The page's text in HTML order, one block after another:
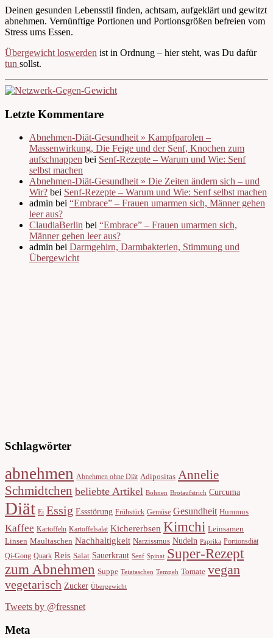
Deinen gesunden Lebensstil finden, achtsam, aufgeklärt und gewitzt
abnehmen. Vernünftige Portionen und Portionsgrößen befreien vom
Stress ums Essen.
Übergewicht loswerden ist in Ordnung – hier steht, was Du dafür
tun sollst.
Letzte Kommentare
Abnehmen-Diät-Gesundheit » Kampfparolen –
Massenwirkung, Die Feige und der Senf, Knochen zum
aufschnappen bei Senf-Rezepte – Warum und Wie: Senf
selbst machen
Abnehmen-Diät-Gesundheit » Die Zeiten ändern sich – und
Wir? bei Senf-Rezepte – Warum und Wie: Senf selbst machen
admin bei “Embrace” – Frauen umarmen sich, Männer gehen
leer aus?
ClaudiaBerlin bei “Embrace” – Frauen umarmen sich,
Männer gehen leer aus?
admin bei Darmgehirn, Darmbakterien, Stimmung und
Übergewicht
Schlagwörter
abnehmen Abnehmen ohne Diät Adipositas Annelie
Schmidtchen beliebte Artikel Bohnen Brotaufstrich Curcuma
Diät Ei Essig Essstörung Frühstück Gemüse Gesundheit Hummus
Kaffee Kartoffeln Kartoffelsalat Kichererbsen Kimchi Leinsamen
Linsen Maultaschen Nachhaltigkeit Narzissmus Nudeln Paprika Portionsdiät
Qi-Gong Quark Reis Salat Sauerkraut Senf Spinat Super-Rezept
zum Abnehmen Suppe Teigtaschen Tempeh Tomate vegan
vegetarisch Zucker Übergewicht
Tweets by @fressnet
Meta